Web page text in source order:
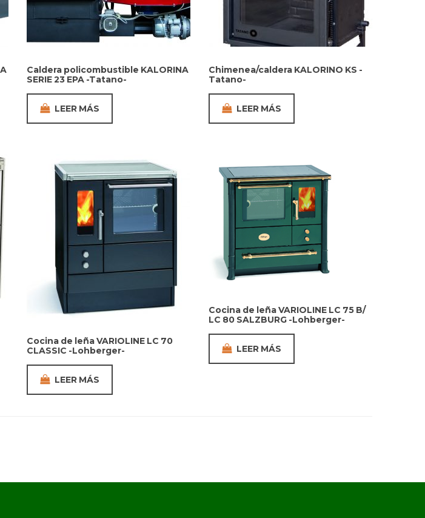
Caldera policombustible KALORINA
SERIE 23 EPA -Tatano-
LEER MÁS
Chimenea/caldera KALORINO KS -
Tatano-
LEER MÁS
Cocina de leña VARIOLINE LC 70
CLASSIC -Lohberger-
LEER MÁS
Cocina de leña VARIOLINE LC 75 B/
LC 80 SALZBURG -Lohberger-
LEER MÁS